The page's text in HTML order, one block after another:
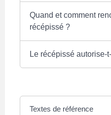
Quand et comment
récépissé ?
Le récépissé autorise-
Textes de référence